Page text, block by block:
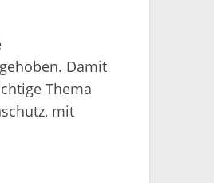
Damit
Thema
mit